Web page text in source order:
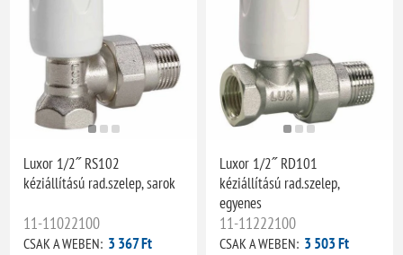
Luxor 1/2˝ RS102
kéziállítású rad.szelep, sarok
11-11022100
CSAK A WEBEN: 3 367 Ft
Luxor 1/2˝ RD101
kéziállítású rad.szelep,
egyenes
11-11222100
CSAK A WEBEN: 3 503 Ft